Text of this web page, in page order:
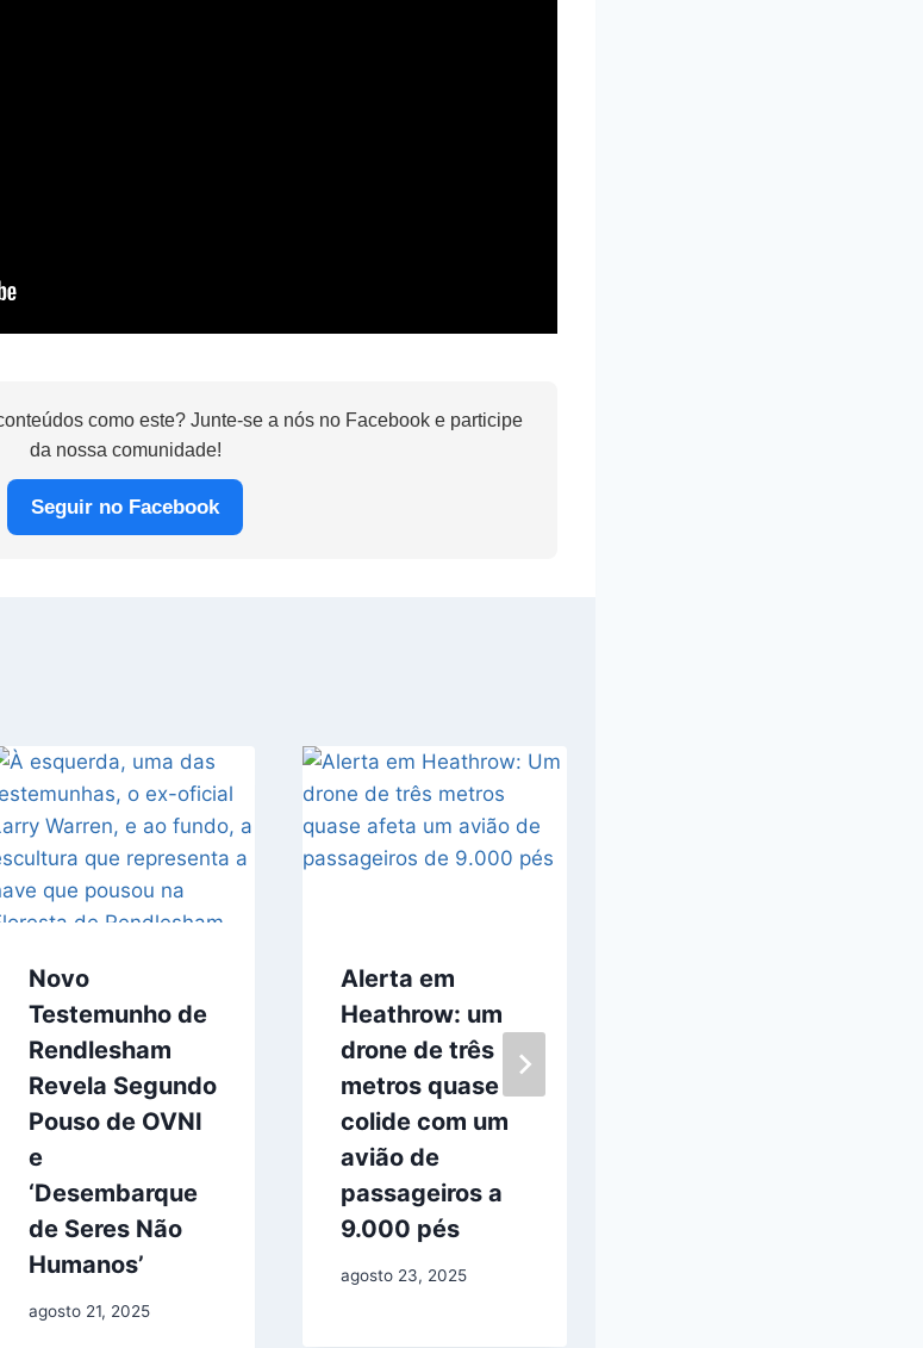
como este? Junte-se a nós no Facebook e participe
da nossa comunidade!
Seguir no Facebook
Novo
Testemunho de
Rendlesham
Revela Segundo
Pouso de OVNI
e
‘Desembarque
de Seres Não
Humanos’
agosto 21, 2025
Alerta em
Heathrow: um
drone de três
metros quase
colide com um
avião de
passageiros a
9.000 pés
agosto 23, 2025